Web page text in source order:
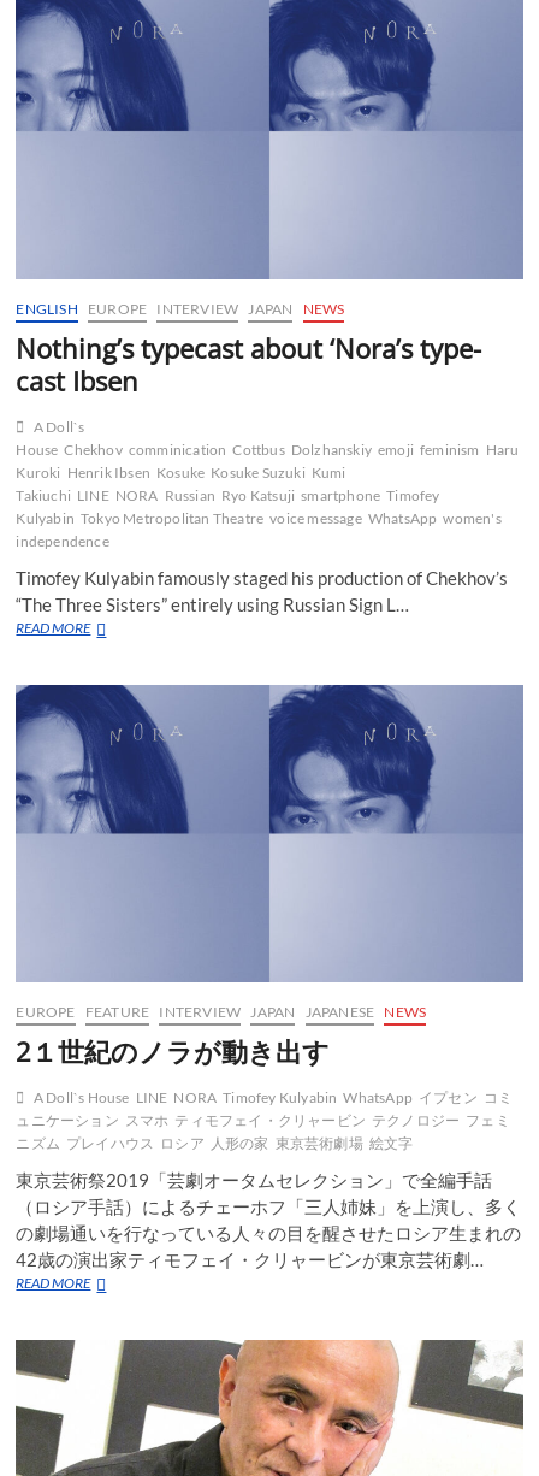
名
作
「雨
月
読
解
い
作
「月
を
抱
人
魚」
ENGLISH EUROPE INTERVIEW JAPAN NEWS
Nothing’s typecast about ‘Nora’s type-
cast Ibsen
A Doll`s
House Chekhov comminication Cottbus Dolzhanskiy emoji feminism Haru
Kuroki Henrik Ibsen Kosuke Kosuke Suzuki Kumi
Takiuchi LINE NORA Russian Ryo Katsuji smartphone Timofey
Kulyabin Tokyo Metropolitan Theatre voice message WhatsApp women's
independence
Timofey Kulyabin famously staged his production of Chekhov’s
“The Three Sisters” entirely using Russian Sign L…
READ MORENothing’s
‘Nora’s
cast
Ibsen
EUROPE FEATURE INTERVIEW JAPAN JAPANESE NEWS
2１世紀のノラが動き出す
A Doll`s House LINE NORA Timofey Kulyabin WhatsApp イプセン コミ
ュニケーション スマホ ティモフェイ・クリャービン テクノロジー フェミ
ニズム プレイハウス ロシア 人形の家 東京芸術劇場 絵文字
東京芸術祭2019「芸劇オータムセレクション」で全編手話
（ロシア手話）によるチェーホフ「三人姉妹」を上演し、多く
の劇場通いを行なっている人々の目を醒させたロシア生まれの
42歳の演出家ティモフェイ・クリャービンが東京芸術劇…
READ MORE2
動